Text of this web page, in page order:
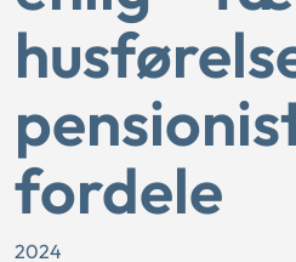
fordele
2024